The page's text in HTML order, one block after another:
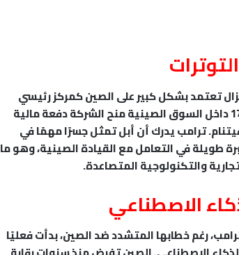
تعتمد بشكل كبير على الصين كمركز رئيسي
للتصنيع وسوق استهلاكية ضخمة. نجاح هاتف آيفون 17 داخل السوق الصينية منح الشركة دفعة مالية
ترامب يدرك أن أبل تمثل جسرًا مهمًا في
طويلة في التعامل مع القيادة الصينية، وهو ما
والتكنولوجية المتصاعدة.
الاصطناعي
رغم خطابها المتشدد ضد الصين، بدأت فعليًا